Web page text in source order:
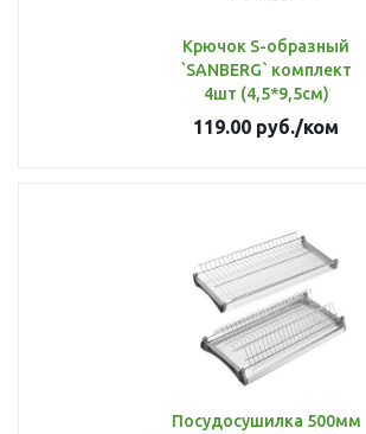
Крючок S-образный
`SANBERG` комплект
4шт (4,5*9,5см)
119.00 руб./ком
Посудосушилка 500мм